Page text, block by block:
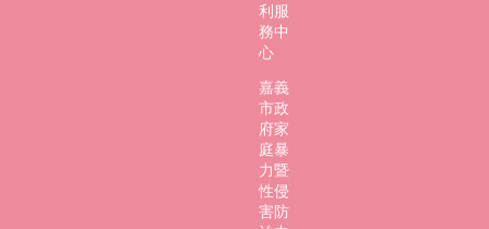
利服
務中
心
嘉義
市政
府家
庭暴
力暨
性侵
害防